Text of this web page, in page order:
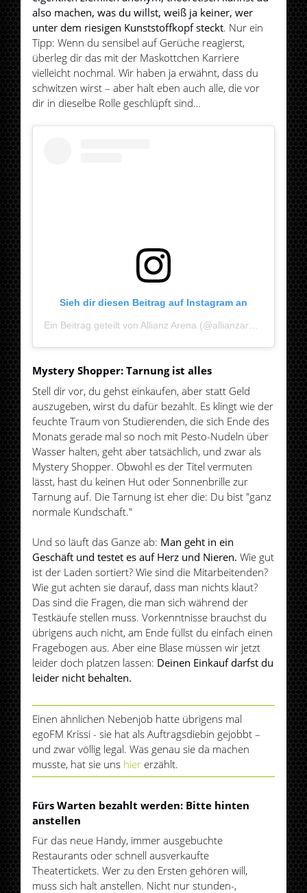
also machen, was du willst, weiß ja keiner, wer
unter dem riesigen Kunststoffkopf steckt. Nur ein
Tipp: Wenn du sensibel auf Gerüche reagierst,
überleg dir das mit der Maskottchen Karriere
vielleicht nochmal. Wir haben ja erwähnt, dass du
schwitzen wirst – aber halt eben auch alle, die vor
dir in dieselbe Rolle geschlüpft sind…
Sieh dir diesen Beitrag auf Instagram an
Mystery Shopper: Tarnung ist alles
Stell dir vor, du gehst einkaufen, aber statt Geld
auszugeben, wirst du dafür bezahlt. Es klingt wie der
feuchte Traum von Studierenden, die sich Ende des
Monats gerade mal so noch mit Pesto-Nudeln über
Wasser halten, geht aber tatsächlich, und zwar als
Mystery Shopper. Obwohl es der Titel vermuten
lässt, hast du keinen Hut oder Sonnenbrille zur
Tarnung auf. Die Tarnung ist eher die: Du bist "ganz
normale Kundschaft."
Und so läuft das Ganze ab: Man geht in ein
Geschäft und testet es auf Herz und Nieren. Wie gut
ist der Laden sortiert? Wie sind die Mitarbeitenden?
Wie gut achten sie darauf, dass man nichts klaut?
Das sind die Fragen, die man sich während der
Testkäufe stellen muss. Vorkenntnisse brauchst du
übrigens auch nicht, am Ende füllst du einfach einen
Fragebogen aus. Aber eine Blase müssen wir jetzt
leider doch platzen lassen: Deinen Einkauf darfst du
leider nicht behalten.
Einen ähnlichen Nebenjob hatte übrigens mal
egoFM Krissi - sie hat als Auftragsdiebin gejobbt –
und zwar völlig legal. Was genau sie da machen
musste, hat sie uns hier erzählt.
Fürs Warten bezahlt werden: Bitte hinten
anstellen
Für das neue Handy, immer ausgebuchte
Restaurants oder schnell ausverkaufte
Theatertickets. Wer zu den Ersten gehören will,
muss sich halt anstellen. Nicht nur stunden-,